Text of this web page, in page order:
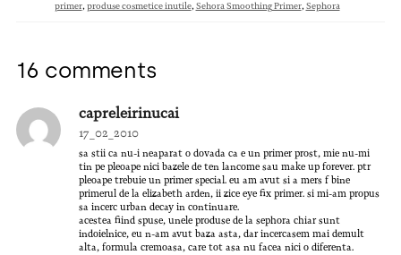
primer, produse cosmetice inutile, Sehora Smoothing Primer, Sephora
16 comments
capreleirinucai
17_02_2010
sa stii ca nu-i neaparat o dovada ca e un primer prost, mie nu-mi
tin pe pleoape nici bazele de ten lancome sau make up forever. ptr
pleoape trebuie un primer special. eu am avut si a mers f bine
primerul de la elizabeth arden, ii zice eye fix primer. si mi-am propus
sa incerc urban decay in continuare.
acestea fiind spuse, unele produse de la sephora chiar sunt
indoielnice, eu n-am avut baza asta, dar incercasem mai demult
alta, formula cremoasa, care tot asa nu facea nici o diferenta.